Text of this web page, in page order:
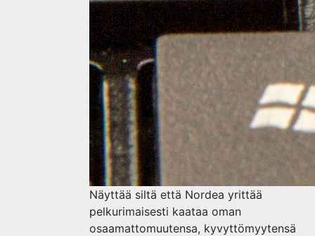
Näyttää siltä että Nordea yrittää
pelkurimaisesti kaataa oman
osaamattomuutensa, kyvyttömyytensä